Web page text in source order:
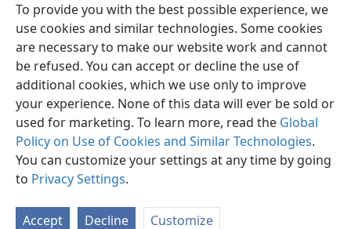
To provide you with the best possible experience, we
use cookies and similar technologies. Some cookies
are necessary to make our website work and cannot
be refused. You can accept or decline the use of
additional cookies, which we use only to improve
your experience. None of this data will ever be sold or
used for marketing. To learn more, read the Global
Policy on Use of Cookies and Similar Technologies.
You can customize your settings at any time by going
to Privacy Settings.
Accept Decline Customize
Afrikaans Deel Voorkeure
Copyright © 2026 Watch Tower Bible and Tract Society of Pennsylvania
Gebruiksvoorwaardes Privaatheidsbeleid
Privaatheidsinstellings
JW.ORG
Meld aan